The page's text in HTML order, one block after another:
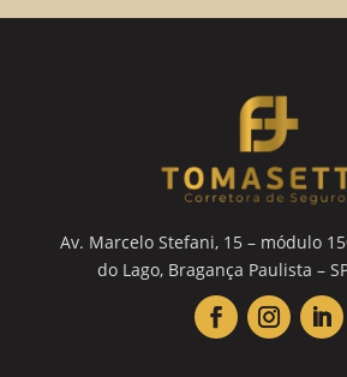
Av. Marcelo Stefani, 15 – módulo
do Lago, Bragança Paulista –